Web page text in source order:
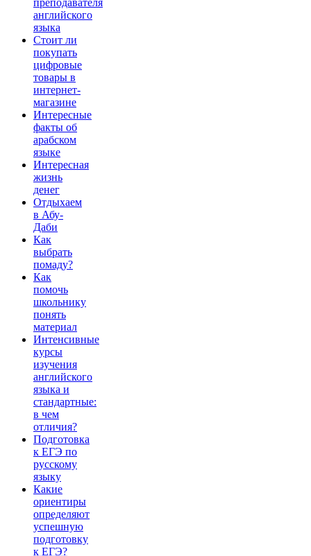
английского
языка
Стоит ли
покупать
цифровые
товары в
интернет-
магазине
Интересные
факты об
арабском
языке
Интересная
жизнь
денег
Отдыхаем
в Абу-
Даби
Как
выбрать
помаду?
Как
помочь
школьнику
понять
материал
Интенсивные
курсы
изучения
английского
языка и
стандартные:
в чем
отличия?
Подготовка
к ЕГЭ по
русскому
языку
Какие
ориентиры
определяют
успешную
подготовку
к ЕГЭ?